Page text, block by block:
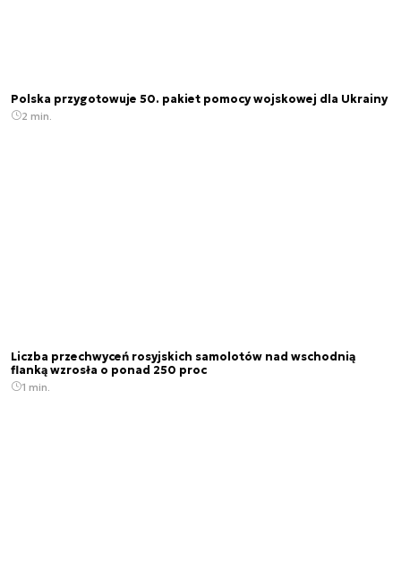
Polska przygotowuje 50. pakiet pomocy wojskowej dla Ukrainy
2 min.
Liczba przechwyceń rosyjskich samolotów nad wschodnią
flanką wzrosła o ponad 250 proc
1 min.